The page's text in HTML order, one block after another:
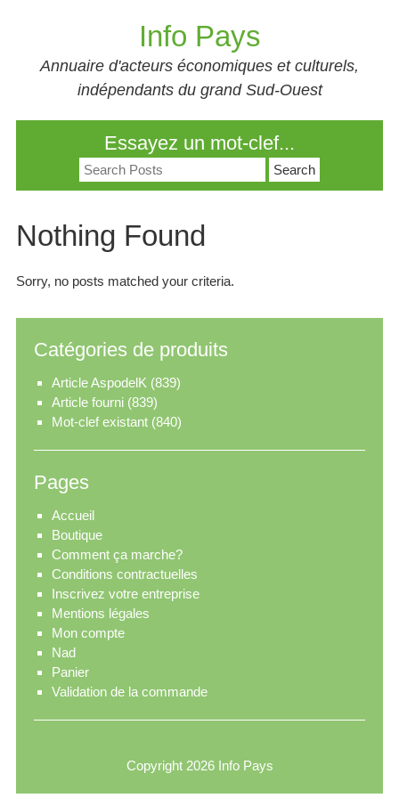
Info Pays
Annuaire d'acteurs économiques et culturels,
indépendants du grand Sud-Ouest
Essayez un mot-clef...
Search
for:
Nothing Found
Sorry, no posts matched your criteria.
Catégories de produits
Article AspodelK (839)
Article fourni (839)
Mot-clef existant (840)
Pages
Accueil
Boutique
Comment ça marche?
Conditions contractuelles
Inscrivez votre entreprise
Mentions légales
Mon compte
Nad
Panier
Validation de la commande
Copyright 2026 Info Pays